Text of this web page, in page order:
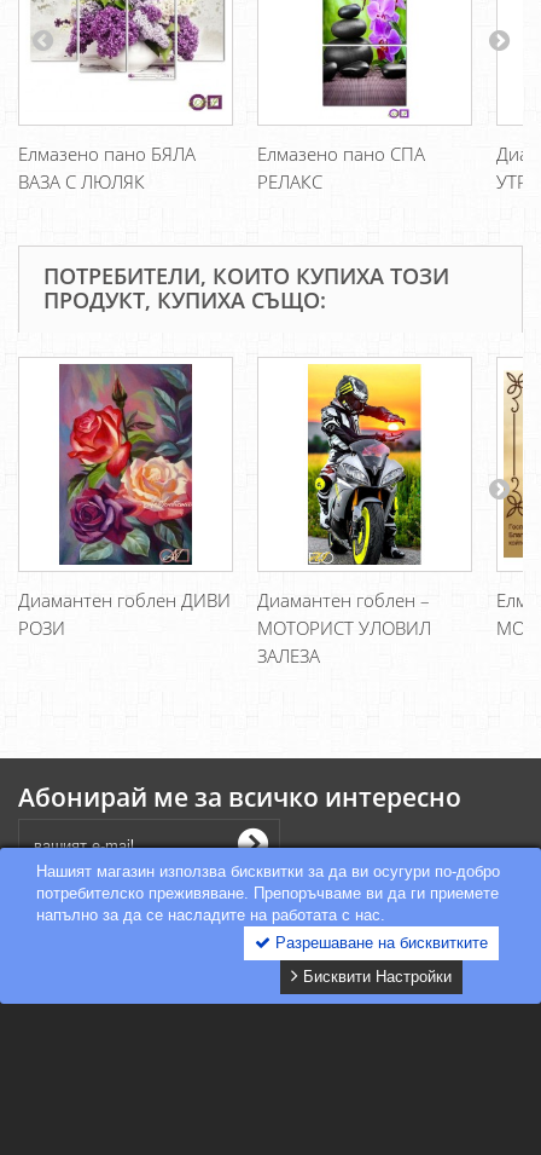
Нашият магазин използва бисквитки за да ви осугури по-добро
потребителско преживяване. Препоръчваме ви да ги приемете
напълно за да се насладите на работата с нас.
Разрешаване на бисквитките
Бисквити Настройки
Елмазено пано БЯЛА
ВАЗА С ЛЮЛЯК
Елмазено пано СПА
РЕЛАКС
ПОТРЕБИТЕЛИ, КОИТО КУПИХА ТОЗИ
ПРОДУКТ, КУПИХА СЪЩО:
Диамантен гоблен ДИВИ
РОЗИ
Диамантен гоблен –
МОТОРИСТ УЛОВИЛ
ЗАЛЕЗА
Абонирай ме за всичко интересно
Категории